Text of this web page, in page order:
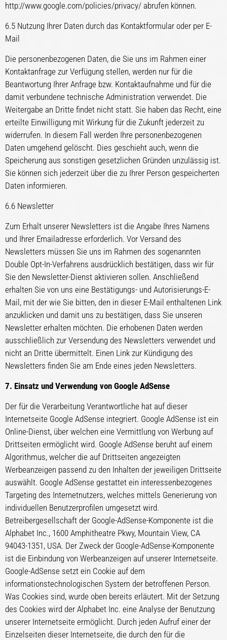
http://www.google.com/policies/privacy/ abrufen können.
6.5 Nutzung Ihrer Daten durch das Kontaktformular oder per E-
Mail
Die personenbezogenen Daten, die Sie uns im Rahmen einer
Kontaktanfrage zur Verfügung stellen, werden nur für die
Beantwortung Ihrer Anfrage bzw. Kontaktaufnahme und für die
damit verbundene technische Administration verwendet. Die
Weitergabe an Dritte findet nicht statt. Sie haben das Recht, eine
erteilte Einwilligung mit Wirkung für die Zukunft jederzeit zu
widerrufen. In diesem Fall werden Ihre personenbezogenen
Daten umgehend gelöscht. Dies geschieht auch, wenn die
Speicherung aus sonstigen gesetzlichen Gründen unzulässig ist.
Sie können sich jederzeit über die zu Ihrer Person gespeicherten
Daten informieren.
6.6 Newsletter
Zum Erhalt unserer Newsletters ist die Angabe Ihres Namens
und Ihrer Emailadresse erforderlich. Vor Versand des
Newsletters müssen Sie uns im Rahmen des sogenannten
Double Opt-In-Verfahrens ausdrücklich bestätigen, dass wir für
Sie den Newsletter-Dienst aktivieren sollen. Anschließend
erhalten Sie von uns eine Bestätigungs- und Autorisierungs-E-
Mail, mit der wie Sie bitten, den in dieser E-Mail enthaltenen Link
anzuklicken und damit uns zu bestätigen, dass Sie unseren
Newsletter erhalten möchten. Die erhobenen Daten werden
ausschließlich zur Versendung des Newsletters verwendet und
nicht an Dritte übermittelt. Einen Link zur Kündigung des
Newsletters finden Sie am Ende eines jeden Newsletters.
7. Einsatz und Verwendung von Google AdSense
Der für die Verarbeitung Verantwortliche hat auf dieser
Internetseite Google AdSense integriert. Google AdSense ist ein
Online-Dienst, über welchen eine Vermittlung von Werbung auf
Drittseiten ermöglicht wird. Google AdSense beruht auf einem
Algorithmus, welcher die auf Drittseiten angezeigten
Werbeanzeigen passend zu den Inhalten der jeweiligen Drittseite
auswählt. Google AdSense gestattet ein interessenbezogenes
Targeting des Internetnutzers, welches mittels Generierung von
individuellen Benutzerprofilen umgesetzt wird.
Betreibergesellschaft der Google-AdSense-Komponente ist die
Alphabet Inc., 1600 Amphitheatre Pkwy, Mountain View, CA
94043-1351, USA. Der Zweck der Google-AdSense-Komponente
ist die Einbindung von Werbeanzeigen auf unserer Internetseite.
Google-AdSense setzt ein Cookie auf dem
informationstechnologischen System der betroffenen Person.
Was Cookies sind, wurde oben bereits erläutert. Mit der Setzung
des Cookies wird der Alphabet Inc. eine Analyse der Benutzung
unserer Internetseite ermöglicht. Durch jeden Aufruf einer der
Einzelseiten dieser Internetseite, die durch den für die